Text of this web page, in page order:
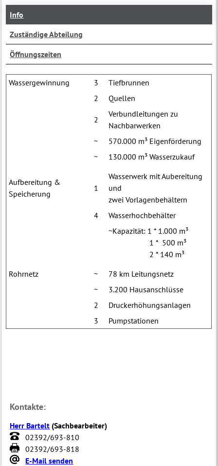
Info
Zuständige Abteilung
Öffnungszeiten
Wassergewinnung 3
Tiefbrunnen
2
Quellen
2
Verbundleitungen zu
Nachbarwerken
~
570.000 m³ Eigenförderung
~
130.000 m³ Wasserzukauf
Aufbereitung &
Speicherung
1
Wasserwerk mit Aubereitung
und
zwei Vorlagenbehältern
4
Wasserhochbehälter
~Kapazität: 1 * 1.000 m³
1 * 500 m³
2 * 140 m³
Rohrnetz
~
78 km Leitungsnetz
~
3.200 Hausanschlüsse
2
Druckerhöhungsanlagen
3
Pumpstationen
Kontakte:
Herr Bartelt (Sachbearbeiter)
02392/693-810
02392/693-818
E-Mail senden